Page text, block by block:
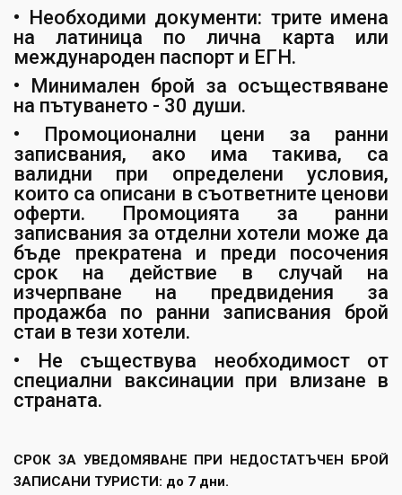
• Необходими документи: трите имена
на латиница по лична карта или
международен паспорт и ЕГН.
• Минимален брой за осъществяване
на пътуването - 30 души.
• Промоционални цени за ранни
записвания, ако има такива, са
валидни при определени условия,
които са описани в съответните ценови
оферти. Промоцията за ранни
записвания за отделни хотели може да
бъде прекратена и преди посочения
срок на действие в случай на
изчерпване на предвидения за
продажба по ранни записвания брой
стаи в тези хотели.
• Не съществува необходимост от
специални ваксинации при влизане в
страната.
СРОК ЗА УВЕДОМЯВАНЕ ПРИ НЕДОСТАТЪЧЕН БРОЙ
ЗАПИСАНИ ТУРИСТИ: до 7 дни.